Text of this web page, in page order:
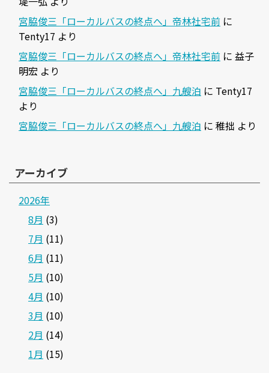
宮脇俊三「ローカルバスの終点へ」帝林社宅前 に
Tenty17 より
宮脇俊三「ローカルバスの終点へ」帝林社宅前 に 益子
明宏 より
宮脇俊三「ローカルバスの終点へ」九艘泊 に Tenty17
より
宮脇俊三「ローカルバスの終点へ」九艘泊 に 稚拙 より
アーカイブ
2026年
8月 (3)
7月 (11)
6月 (11)
5月 (10)
4月 (10)
3月 (10)
2月 (14)
1月 (15)